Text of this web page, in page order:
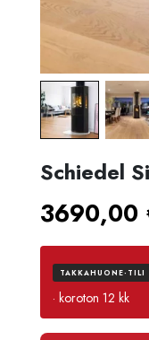
Schiedel
3690,00
TAKKAHUONE-TILI
· koroton 12 kk